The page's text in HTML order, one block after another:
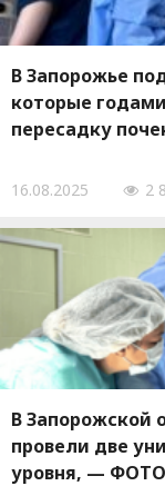
В Запорожье
которые
пересадку
16.08.2025 2
В Запорожской
провели две
уровня, — ФОТО